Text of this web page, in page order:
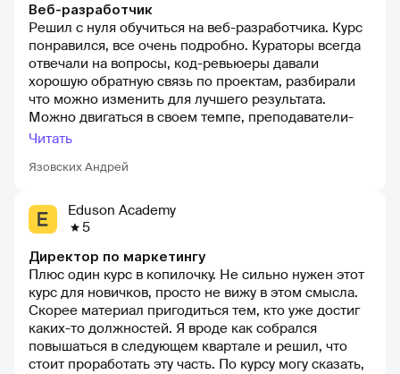
Язовских Андрей
Веб-разработчик
Решил с нуля обучиться на веб-разработчика. Курс
понравился, все очень подробно. Кураторы всегда
отвечали на вопросы, код-ревьюеры давали
хорошую обратную связь по проектам, разбирали
что можно изменить для лучшего результата.
Можно двигаться в своем темпе, преподаватели-
люди, знающие свое дело. Во время поиска работы,
неплохую должность с их помощью. Цена за
похожие предложения на рынке
Читать
Eduson Academy
5
Директор по маркетингу
Плюс один курс в копилочку. Не сильно нужен этот
курс для новичков, просто не вижу в этом смысла.
Скорее материал пригодиться тем, кто уже достиг
каких-то должностей. Я вроде как собрался
повышаться в следующем квартале и решил, что
стоит проработать эту часть. По курсу могу сказать,